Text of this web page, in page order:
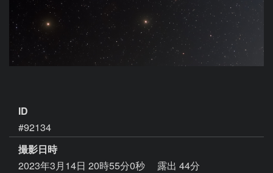
ID
#92134
撮影日時
2023年3月14日 20時55分0秒
露出 44分